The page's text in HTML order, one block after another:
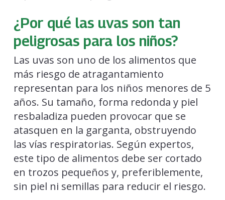
¿Por qué las uvas son tan
peligrosas para los niños?
Las uvas son uno de los alimentos que
más riesgo de atragantamiento
representan para los niños menores de 5
años. Su tamaño, forma redonda y piel
resbaladiza pueden provocar que se
atasquen en la garganta, obstruyendo
las vías respiratorias. Según expertos,
este tipo de alimentos debe ser cortado
en trozos pequeños y, preferiblemente,
sin piel ni semillas para reducir el riesgo.